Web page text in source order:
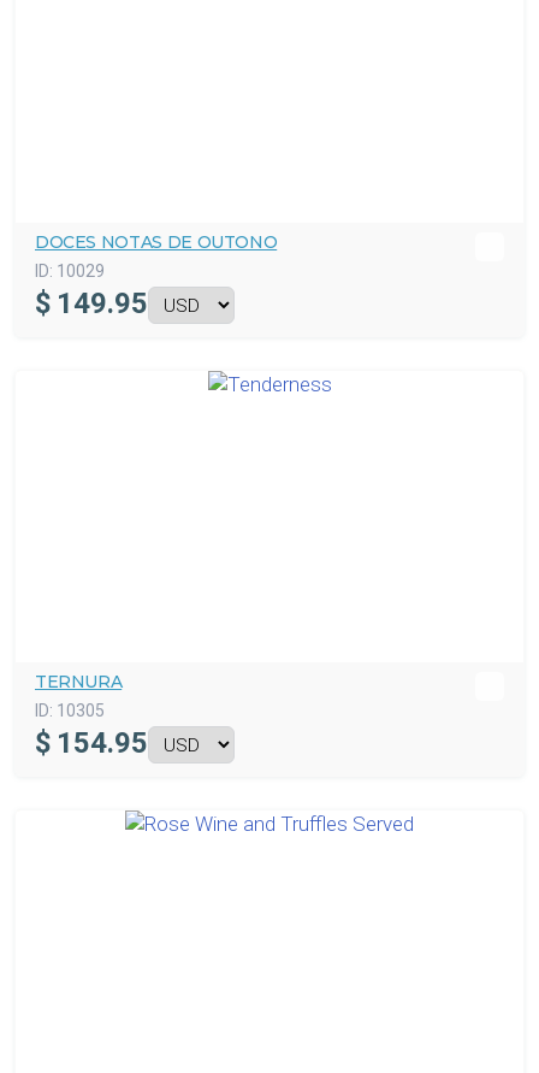
DOCES NOTAS DE OUTONO
ID: 10029
$ 149.95
TERNURA
ID: 10305
$ 154.95